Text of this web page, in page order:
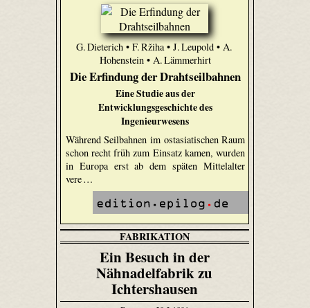
G. Dieterich • F. Ržiha • J. Leupold • A.
Hohenstein • A. Lämmerhirt
Die Erfindung der Drahtseilbahnen
Eine Studie aus der
Entwicklungsgeschichte des
Ingenieurwesens
Während Seilbahnen im ostasiatischen Raum
schon recht früh zum Einsatz kamen, wurden
in Europa erst ab dem späten Mittelalter
vere …
FABRIKATION
Ein Besuch in der
Nähnadelfabrik zu
Ichtershausen